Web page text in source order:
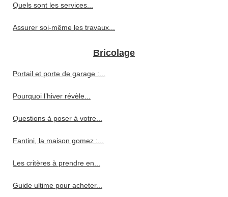
Quels sont les services...
Assurer soi-même les travaux...
Bricolage
Portail et porte de garage :...
Pourquoi l’hiver révèle...
Questions à poser à votre...
Fantini, la maison gomez :...
Les critères à prendre en...
Guide ultime pour acheter...